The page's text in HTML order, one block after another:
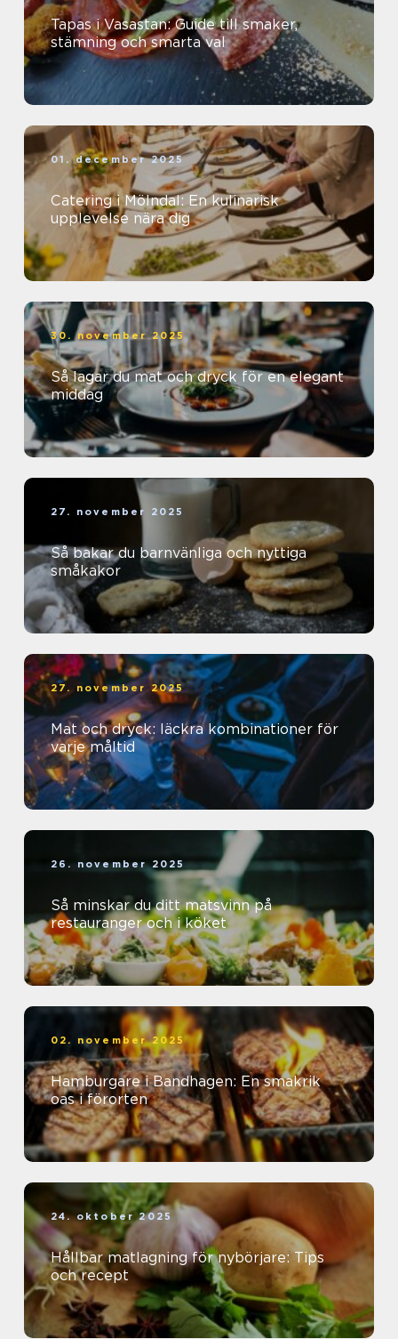
Tapas i Vasastan: Guide till smaker,
stämning och smarta val
01. december 2025
Catering i Mölndal: En kulinarisk
upplevelse nära dig
30. november 2025
Så lagar du mat och dryck för en elegant
middag
27. november 2025
Så bakar du barnvänliga och nyttiga
småkakor
27. november 2025
Mat och dryck: läckra kombinationer för
varje måltid
26. november 2025
Så minskar du ditt matsvinn på
restauranger och i köket
02. november 2025
Hamburgare i Bandhagen: En smakrik
oas i förorten
24. oktober 2025
Hållbar matlagning för nybörjare: Tips
och recept